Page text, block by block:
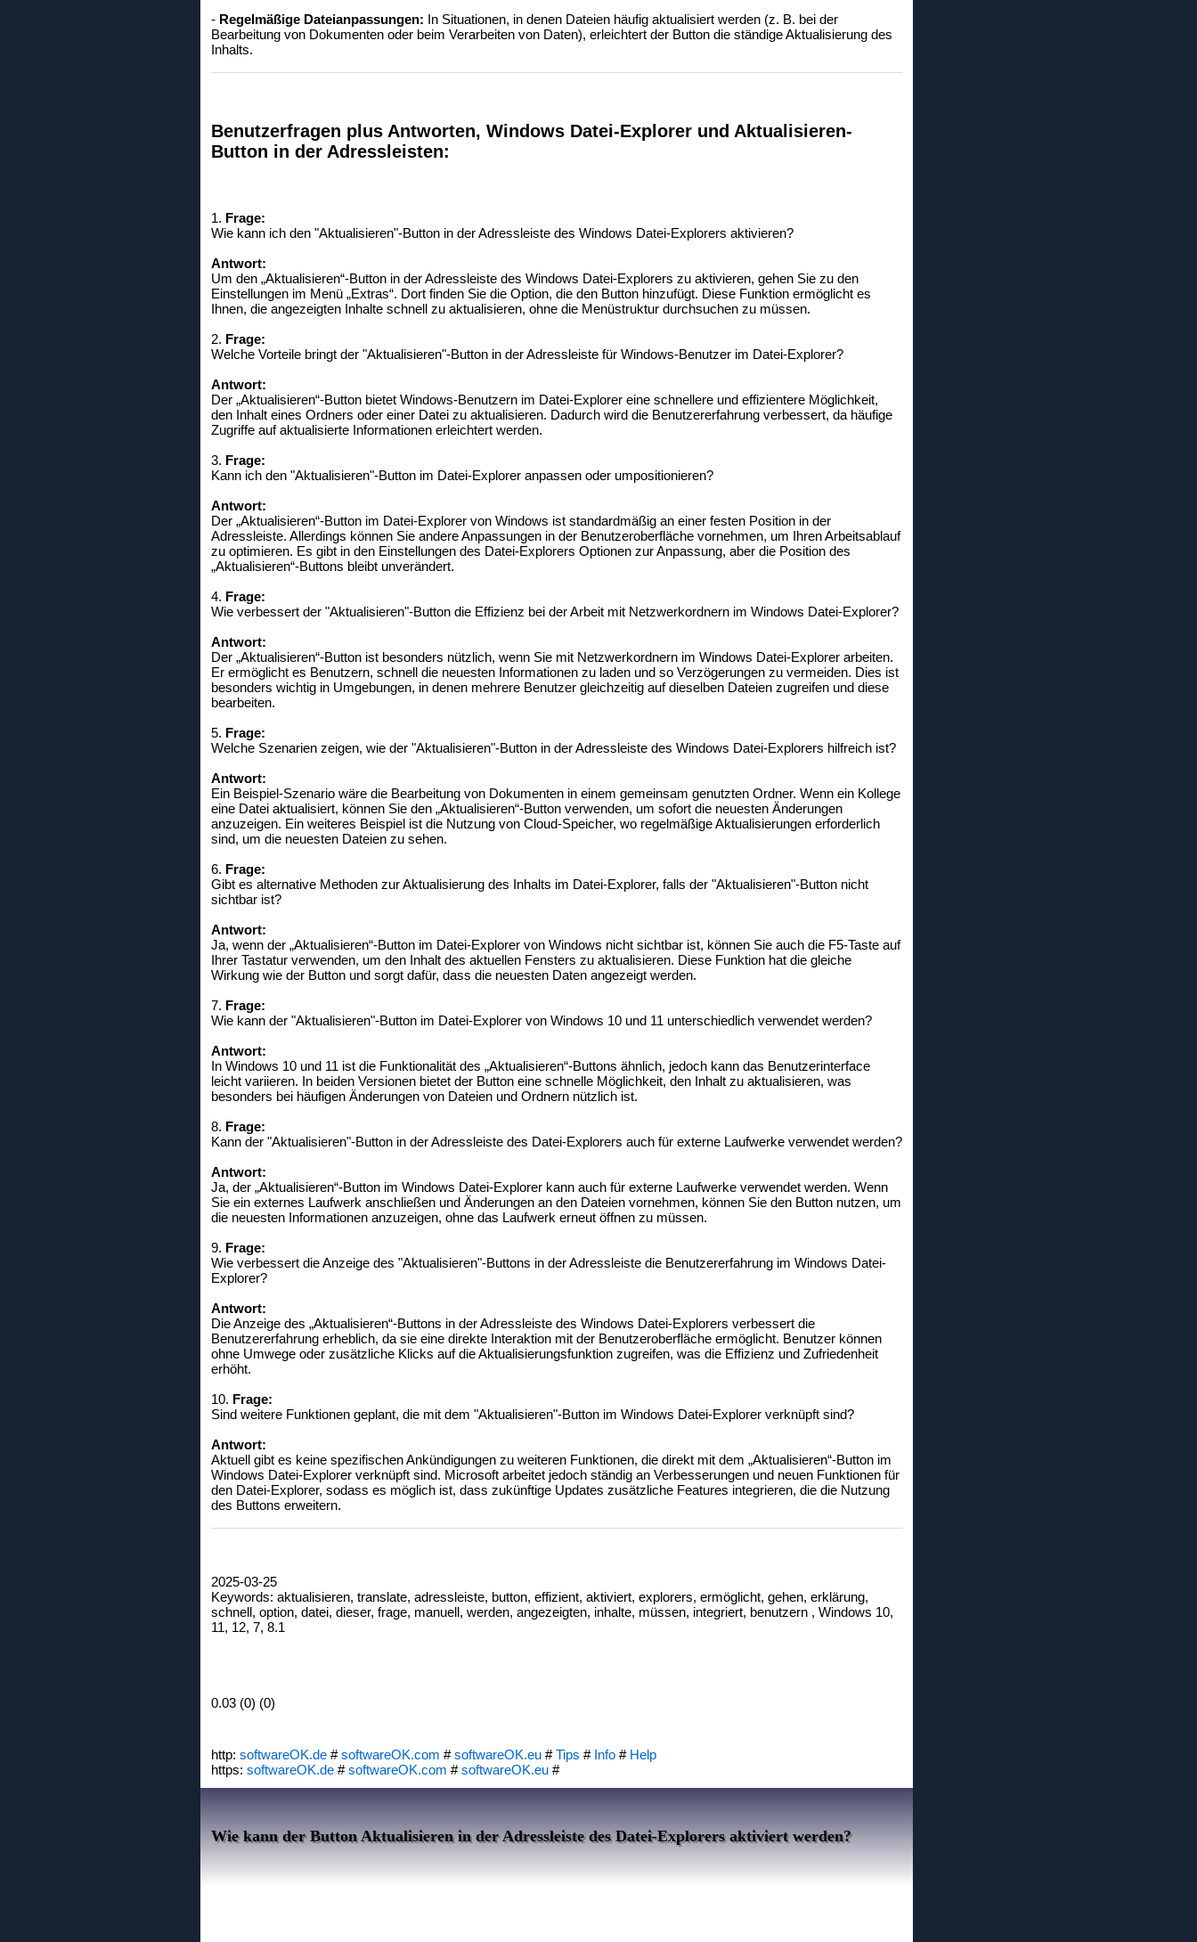
- Regelmäßige Dateianpassungen: In Situationen, in denen Dateien häufig aktualisiert werden (z. B. bei der
Bearbeitung von Dokumenten oder beim Verarbeiten von Daten), erleichtert der Button die ständige Aktualisierung des
Inhalts.
Benutzerfragen plus Antworten, Windows Datei-Explorer und Aktualisieren-
Button in der Adressleisten:
1. Frage:
Wie kann ich den "Aktualisieren"-Button in der Adressleiste des Windows Datei-Explorers aktivieren?
Antwort:
Um den „Aktualisieren“-Button in der Adressleiste des Windows Datei-Explorers zu aktivieren, gehen Sie zu den
Einstellungen im Menü „Extras“. Dort finden Sie die Option, die den Button hinzufügt. Diese Funktion ermöglicht es
Ihnen, die angezeigten Inhalte schnell zu aktualisieren, ohne die Menüstruktur durchsuchen zu müssen.
2. Frage:
Welche Vorteile bringt der "Aktualisieren"-Button in der Adressleiste für Windows-Benutzer im Datei-Explorer?
Antwort:
Der „Aktualisieren“-Button bietet Windows-Benutzern im Datei-Explorer eine schnellere und effizientere Möglichkeit,
den Inhalt eines Ordners oder einer Datei zu aktualisieren. Dadurch wird die Benutzererfahrung verbessert, da häufige
Zugriffe auf aktualisierte Informationen erleichtert werden.
3. Frage:
Kann ich den "Aktualisieren"-Button im Datei-Explorer anpassen oder umpositionieren?
Antwort:
Der „Aktualisieren“-Button im Datei-Explorer von Windows ist standardmäßig an einer festen Position in der
Adressleiste. Allerdings können Sie andere Anpassungen in der Benutzeroberfläche vornehmen, um Ihren Arbeitsablauf
zu optimieren. Es gibt in den Einstellungen des Datei-Explorers Optionen zur Anpassung, aber die Position des
„Aktualisieren“-Buttons bleibt unverändert.
4. Frage:
Wie verbessert der "Aktualisieren"-Button die Effizienz bei der Arbeit mit Netzwerkordnern im Windows Datei-Explorer?
Antwort:
Der „Aktualisieren“-Button ist besonders nützlich, wenn Sie mit Netzwerkordnern im Windows Datei-Explorer arbeiten.
Er ermöglicht es Benutzern, schnell die neuesten Informationen zu laden und so Verzögerungen zu vermeiden. Dies ist
besonders wichtig in Umgebungen, in denen mehrere Benutzer gleichzeitig auf dieselben Dateien zugreifen und diese
bearbeiten.
5. Frage:
Welche Szenarien zeigen, wie der "Aktualisieren"-Button in der Adressleiste des Windows Datei-Explorers hilfreich ist?
Antwort:
Ein Beispiel-Szenario wäre die Bearbeitung von Dokumenten in einem gemeinsam genutzten Ordner. Wenn ein Kollege
eine Datei aktualisiert, können Sie den „Aktualisieren“-Button verwenden, um sofort die neuesten Änderungen
anzuzeigen. Ein weiteres Beispiel ist die Nutzung von Cloud-Speicher, wo regelmäßige Aktualisierungen erforderlich
sind, um die neuesten Dateien zu sehen.
6. Frage:
Gibt es alternative Methoden zur Aktualisierung des Inhalts im Datei-Explorer, falls der "Aktualisieren"-Button nicht
sichtbar ist?
Antwort:
Ja, wenn der „Aktualisieren“-Button im Datei-Explorer von Windows nicht sichtbar ist, können Sie auch die F5-Taste auf
Ihrer Tastatur verwenden, um den Inhalt des aktuellen Fensters zu aktualisieren. Diese Funktion hat die gleiche
Wirkung wie der Button und sorgt dafür, dass die neuesten Daten angezeigt werden.
7. Frage:
Wie kann der "Aktualisieren"-Button im Datei-Explorer von Windows 10 und 11 unterschiedlich verwendet werden?
Antwort:
In Windows 10 und 11 ist die Funktionalität des „Aktualisieren“-Buttons ähnlich, jedoch kann das Benutzerinterface
leicht variieren. In beiden Versionen bietet der Button eine schnelle Möglichkeit, den Inhalt zu aktualisieren, was
besonders bei häufigen Änderungen von Dateien und Ordnern nützlich ist.
8. Frage:
Kann der "Aktualisieren"-Button in der Adressleiste des Datei-Explorers auch für externe Laufwerke verwendet werden?
Antwort:
Ja, der „Aktualisieren“-Button im Windows Datei-Explorer kann auch für externe Laufwerke verwendet werden. Wenn
Sie ein externes Laufwerk anschließen und Änderungen an den Dateien vornehmen, können Sie den Button nutzen, um
die neuesten Informationen anzuzeigen, ohne das Laufwerk erneut öffnen zu müssen.
9. Frage:
Wie verbessert die Anzeige des "Aktualisieren"-Buttons in der Adressleiste die Benutzererfahrung im Windows Datei-
Explorer?
Antwort:
Die Anzeige des „Aktualisieren“-Buttons in der Adressleiste des Windows Datei-Explorers verbessert die
Benutzererfahrung erheblich, da sie eine direkte Interaktion mit der Benutzeroberfläche ermöglicht. Benutzer können
ohne Umwege oder zusätzliche Klicks auf die Aktualisierungsfunktion zugreifen, was die Effizienz und Zufriedenheit
erhöht.
10. Frage:
Sind weitere Funktionen geplant, die mit dem "Aktualisieren"-Button im Windows Datei-Explorer verknüpft sind?
Antwort:
Aktuell gibt es keine spezifischen Ankündigungen zu weiteren Funktionen, die direkt mit dem „Aktualisieren“-Button im
Windows Datei-Explorer verknüpft sind. Microsoft arbeitet jedoch ständig an Verbesserungen und neuen Funktionen für
den Datei-Explorer, sodass es möglich ist, dass zukünftige Updates zusätzliche Features integrieren, die die Nutzung
des Buttons erweitern.
2025-03-25
Keywords: aktualisieren, translate, adressleiste, button, effizient, aktiviert, explorers, ermöglicht, gehen, erklärung,
schnell, option, datei, dieser, frage, manuell, werden, angezeigten, inhalte, müssen, integriert, benutzern , Windows 10,
11, 12, 7, 8.1
0.03 (0) (0)
http: softwareOK.de #softwareOK.com #softwareOK.eu #Tips # Info # Help
https: softwareOK.de #softwareOK.com #softwareOK.eu #
Wie kann der Button Aktualisieren in der Adressleiste des Datei-Explorers aktiviert werden?